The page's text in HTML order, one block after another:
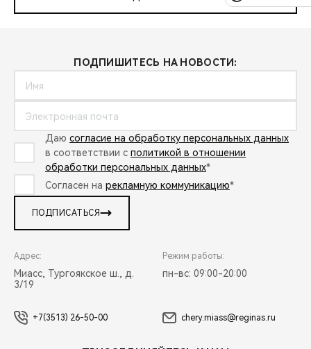
ПОДПИШИТЕСЬ НА НОВОСТИ:
Даю согласие на обработку персональных данных
в соответствии с политикой в отношении
обработки персональных данных*
Согласен на рекламную коммуникацию*
ПОДПИСАТЬСЯ
Адрес:
Миасс, Тургоякское ш., д.
3/19
Режим работы:
пн-вс: 09:00-20:00
+7(3513) 26-50-00 chery.miass@reginas.ru